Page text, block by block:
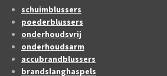
schuimblussers
poederblussers
onderhoudsvrij
onderhoudsarm
accubrandblussers
brandslanghaspels